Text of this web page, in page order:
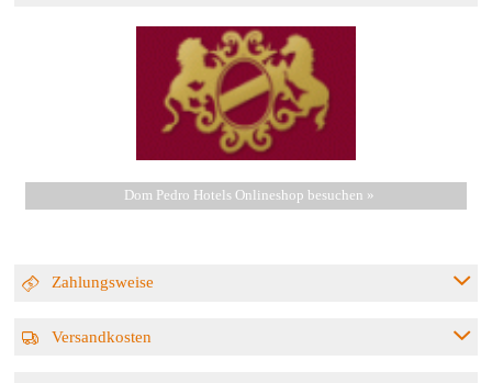
Dom Pedro Hotels Onlineshop besuchen »
Zahlungsweise
Versandkosten